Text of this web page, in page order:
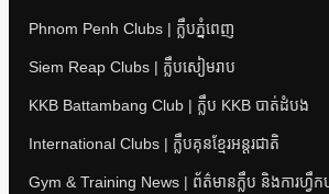
Phnom Penh Clubs | ក្លឹបភ្នំពេញ
Siem Reap Clubs | ក្លឹបសៀមរាប
KKB Battambang Club | ក្លឹប KKB បាត់ដំបង
International Clubs | ក្លឹបគុនខ្មែរអន្តរជាតិ
Gym & Training News | ព័ត៌មានក្លឹប និងការហ្វឹក